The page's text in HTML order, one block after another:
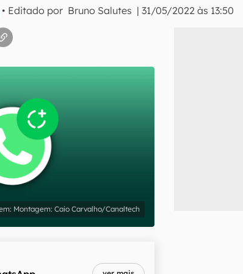
• Editado por Bruno Salutes |31/05/2022 às 13:50
Montagem: Caio Carvalho/Canaltech